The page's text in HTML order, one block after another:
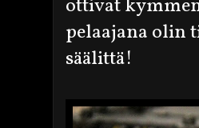
ottivat
pelaajana olin
säälittä!